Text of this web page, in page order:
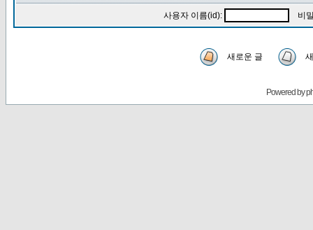
사용자 이름(id): 비
새로운 글
Powered by